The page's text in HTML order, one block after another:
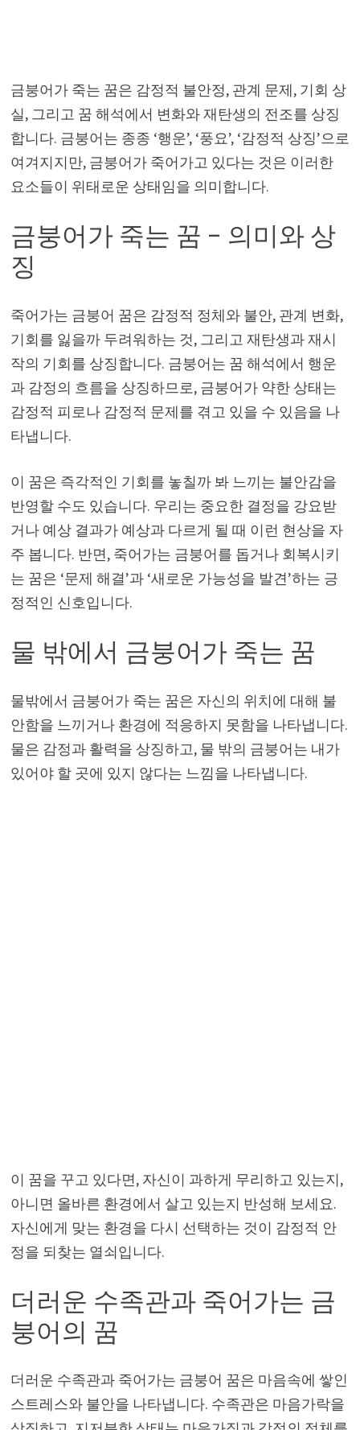
금붕어가 죽는 꿈은 감정적 불안정, 관계 문제, 기회 상
실, 그리고 꿈 해석에서 변화와 재탄생의 전조를 상징
합니다. 금붕어는 종종 ‘행운’, ‘풍요’, ‘감정적 상징’으로
여겨지지만, 금붕어가 죽어가고 있다는 것은 이러한
요소들이 위태로운 상태임을 의미합니다.
금붕어가 죽는 꿈 – 의미와 상
징
죽어가는 금붕어 꿈은 감정적 정체와 불안, 관계 변화,
기회를 잃을까 두려워하는 것, 그리고 재탄생과 재시
작의 기회를 상징합니다. 금붕어는 꿈 해석에서 행운
과 감정의 흐름을 상징하므로, 금붕어가 약한 상태는
감정적 피로나 감정적 문제를 겪고 있을 수 있음을 나
타냅니다.
이 꿈은 즉각적인 기회를 놓칠까 봐 느끼는 불안감을
반영할 수도 있습니다. 우리는 중요한 결정을 강요받
거나 예상 결과가 예상과 다르게 될 때 이런 현상을 자
주 봅니다. 반면, 죽어가는 금붕어를 돕거나 회복시키
는 꿈은 ‘문제 해결’과 ‘새로운 가능성을 발견’하는 긍
정적인 신호입니다.
물 밖에서 금붕어가 죽는 꿈
물밖에서 금붕어가 죽는 꿈은 자신의 위치에 대해 불
안함을 느끼거나 환경에 적응하지 못함을 나타냅니다.
물은 감정과 활력을 상징하고, 물 밖의 금붕어는 내가
있어야 할 곳에 있지 않다는 느낌을 나타냅니다.
이 꿈을 꾸고 있다면, 자신이 과하게 무리하고 있는지,
아니면 올바른 환경에서 살고 있는지 반성해 보세요.
자신에게 맞는 환경을 다시 선택하는 것이 감정적 안
정을 되찾는 열쇠입니다.
더러운 수족관과 죽어가는 금
붕어의 꿈
더러운 수족관과 죽어가는 금붕어 꿈은 마음속에 쌓인
스트레스와 불안을 나타냅니다. 수족관은 마음가락을